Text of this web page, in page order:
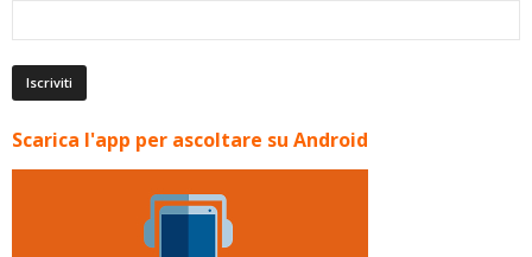
Scarica l'app per ascoltare su Android